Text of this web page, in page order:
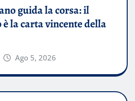
guida la corsa: il
la carta vincente della
Ago 5, 2026